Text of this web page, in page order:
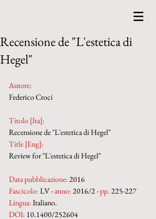
Recensione de "L'estetica di
Hegel"
Autore:
Federico Croci
Titolo [Ita]:
Recensione de "L'estetica di Hegel"
Title [Eng]:
Review for "L'estetica di Hegel"
Data pubblicazione: 2016
Fascicolo: LV - anno: 2016/2 - pp. 225-227
Lingua: Italiano.
DOI: 10.1400/252604